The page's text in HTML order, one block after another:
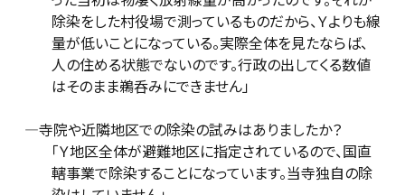
除染をした村役場で測っているものだから、Ｙよりも線
量が低いことになっている。実際全体を見たならば、
人の住める状態でないのです。行政の出してくる数値
はそのまま鵜呑みにできません」
―寺院や近隣地区での除染の試みはありましたか？
「Ｙ地区全体が避難地区に指定されているので、国直
轄事業で除染することになっています。当寺独自の除